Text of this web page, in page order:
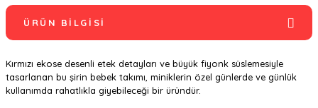
ÜRÜN BILGISI
Kırmızı ekose desenli etek detayları ve büyük fiyonk süslemesiyle
tasarlanan bu şirin bebek takımı, miniklerin özel günlerde ve günlük
kullanımda rahatlıkla giyebileceği bir üründür.